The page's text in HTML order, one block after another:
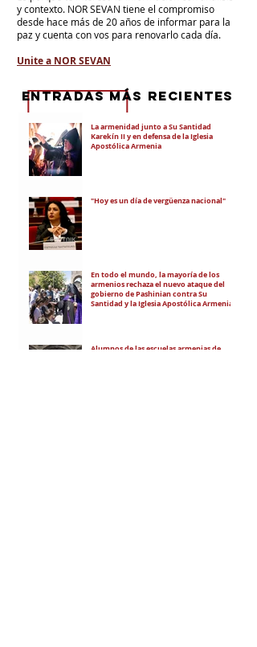
y contexto. NOR SEVAN tiene el compromiso
desde hace más de 20 años de informar para la
paz y cuenta con vos para renovarlo cada día.
Unite a NOR SEVAN
La armenidad junto a Su Santidad
Karekín II y en defensa de la Iglesia
Apostólica Armenia
"Hoy es un día de vergüenza nacional"
En todo el mundo, la mayoría de los
armenios rechaza el nuevo ataque del
gobierno de Pashinian contra Su
Santidad y la Iglesia Apostólica Armenia
Alumnos de las escuelas armenias de
eNTRADAS MÁS RECIENTES